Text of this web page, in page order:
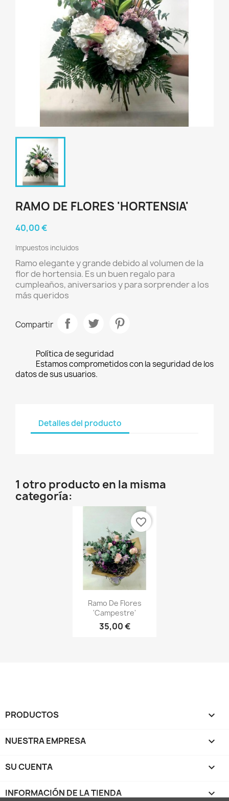
RAMO DE FLORES 'HORTENSIA'
40,00 €
Impuestos incluidos
Ramo elegante y grande debido al volumen de la
flor de hortensia. Es un buen regalo para
cumpleaños, aniversarios y para sorprender a los
más queridos
Compartir
Política de seguridad
Estamos comprometidos con la seguridad de los
datos de sus usuarios.
Detalles del producto
1 otro producto en la misma
categoría:
Vista rápida
Ramo De Flores
'Campestre'
35,00 €
favorite_border
PRODUCTOS 
NUESTRA EMPRESA 
SU CUENTA 
INFORMACIÓN DE LA TIENDA keyboard_arrow_down